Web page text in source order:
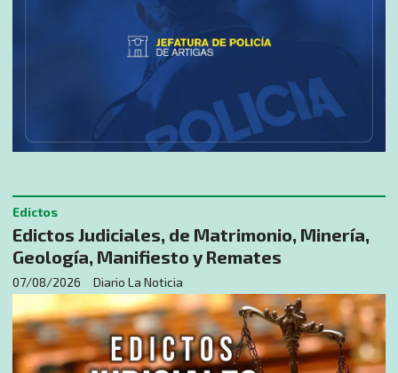
Edictos Judiciales, de Matrimonio, Minería,
Geología, Manifiesto y Remates
Diario La Noticia
Edictos
07/08/2026